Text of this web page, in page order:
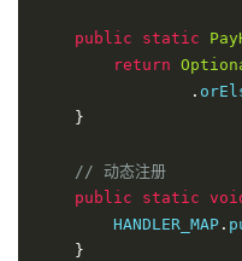
public static
return
.
}
// 动态注册
public
static
HANDLER_MAP .
}